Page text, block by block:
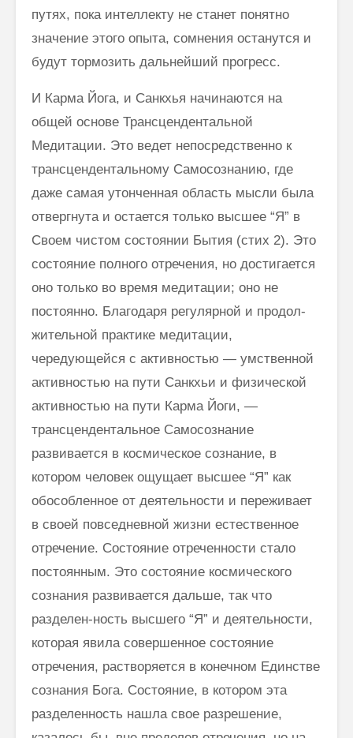
путях, пока интеллекту не станет понятно
значение этого опыта, сомнения останутся и
будут тормозить дальнейший прогресс.
И Карма Йога, и Санкхья начинаются на
общей основе Трансцен­дентальной
Медитации. Это ведет непосредственно к
трансцендентально­му Самосознанию, где
даже самая утонченная область мысли была
от­вергнута и остается только высшее “Я” в
Своем чистом состоянии Бытия (стих 2). Это
состояние полного отречения, но достигается
оно только во время медитации; оно не
постоянно. Благодаря регулярной и продол­
жительной практике медитации,
чередующейся с активностью — умствен­ной
активностью на пути Санкхьи и физической
активностью на пути Карма Йоги, —
трансцендентальное Самосознание
развивается в косми­ческое сознание, в
котором человек ощущает высшее “Я” как
обособ­ленное от деятельности и переживает
в своей повседневной жизни ес­тественное
отречение. Состояние отреченности стало
постоянным. Это состояние космического
сознания развивается дальше, так что
разделен-ность высшего “Я” и деятельности,
которая явила совершенное состояние
отречения, растворяется в конечном Единстве
сознания Бога. Состояние, в котором эта
разделенность нашла свое разрешение,